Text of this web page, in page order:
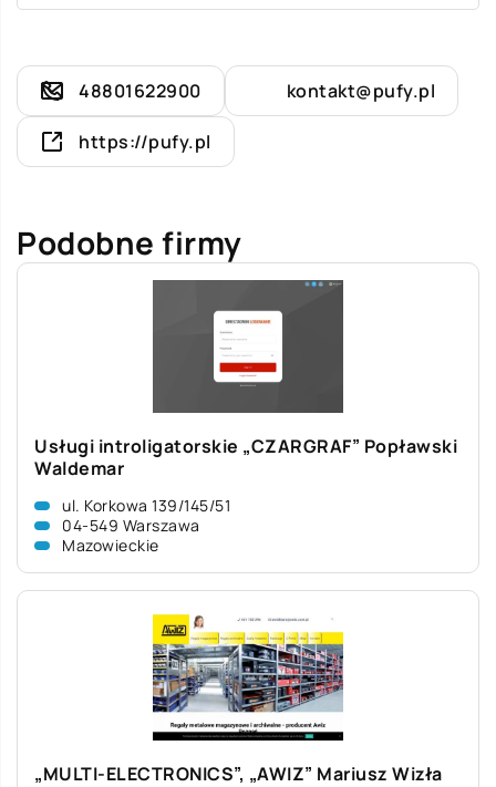
48801622900 kontakt@pufy.pl
https://pufy.pl
Podobne firmy
Usługi introligatorskie „CZARGRAF” Popławski
Waldemar
ul. Korkowa 139/145/51
04-549 Warszawa
Mazowieckie
„MULTI-ELECTRONICS”, „AWIZ” Mariusz Wizła